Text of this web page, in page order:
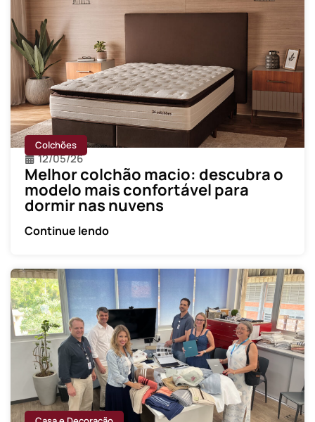
Colchões
12/05/26
Melhor colchão macio: descubra o
modelo mais confortável para
dormir nas nuvens
Continue lendo